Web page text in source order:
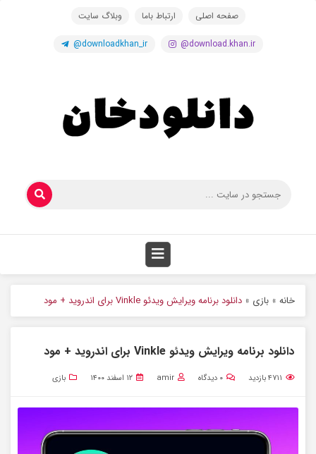
صفحه اصلی ارتباط باما وبلاگ سایت
@download.khan.ir
@downloadkhan_ir
خانه » بازی » دانلود برنامه ویرایش ویدئو Vinkle برای اندروید + مود
دانلود برنامه ویرایش ویدئو Vinkle برای اندروید + مود
۴۷۱۱بازدید ۰ دیدگاه amir ۱۲ اسفند ۱۴۰۰ بازی